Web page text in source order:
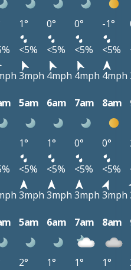
1° 0° 0° -1°
<5% <5% <5% <5%
3mph 4mph 4mph 4mph
5am 6am 7am 8am
1° 1° 0° 0°
<5% <5% <5% <5%
3mph 3mph 3mph 3mph
5am 6am 7am 8am
2° 1° 1° 1°